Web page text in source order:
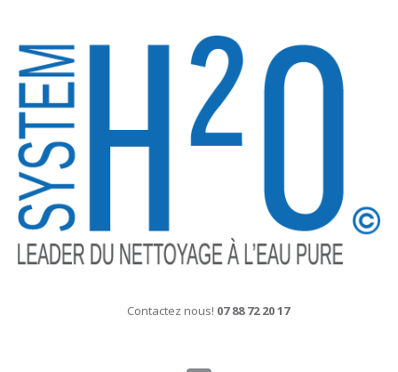
Contactez nous! 07 88 72 20 17